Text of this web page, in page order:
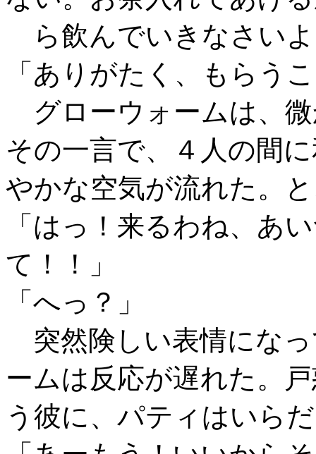
ら飲んでいきなさい
「ありがたく、もらう
グローウォームは、
その一言で、４人の間
やかな空気が流れた。
「はっ！来るわね、あ
て！！」
「へっ？」
突然険しい表情にな
ームは反応が遅れた。
う彼に、パティはいら